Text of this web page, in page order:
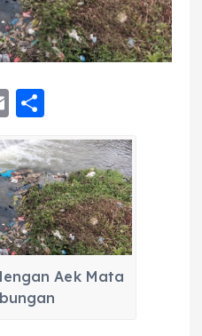
E
m
ai
l
h
a
re
Aek Mata